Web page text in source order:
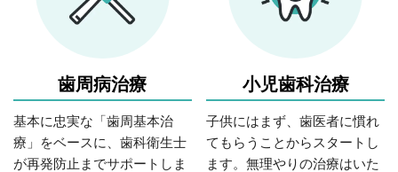
歯周病治療
基本に忠実な「歯周基本治
療」をベースに、歯科衛生士
が再発防止までサポートしま
小児歯科治療
子供にはまず、歯医者に慣れ
てもらうことからスタートし
ます。無理やりの治療はいた